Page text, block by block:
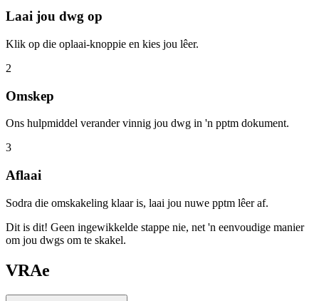
Laai jou dwg op
Klik op die oplaai-knoppie en kies jou lêer.
2
Omskep
Ons hulpmiddel verander vinnig jou dwg in 'n pptm dokument.
3
Aflaai
Sodra die omskakeling klaar is, laai jou nuwe pptm lêer af.
Dit is dit! Geen ingewikkelde stappe nie, net 'n eenvoudige manier
om jou dwgs om te skakel.
VRAe